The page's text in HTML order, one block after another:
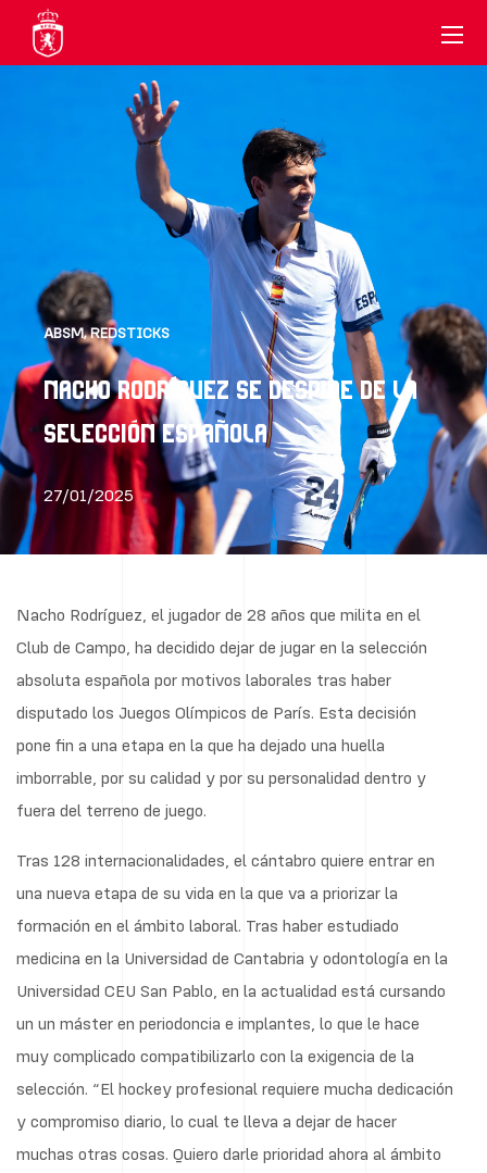
ABSM,REDSTICKS
NACHO RODRÍGUEZ SE DESPIDE DE LA
SELECCIÓN ESPAÑOLA
27/01/2025
Nacho Rodríguez, el jugador de 28 años que milita en el
Club de Campo, ha decidido dejar de jugar en la selección
absoluta española por motivos laborales tras haber
disputado los Juegos Olímpicos de París. Esta decisión
pone fin a una etapa en la que ha dejado una huella
imborrable, por su calidad y por su personalidad dentro y
fuera del terreno de juego.
Tras 128 internacionalidades, el cántabro quiere entrar en
una nueva etapa de su vida en la que va a priorizar la
formación en el ámbito laboral. Tras haber estudiado
medicina en la Universidad de Cantabria y odontología en la
Universidad CEU San Pablo, en la actualidad está cursando
un un máster en periodoncia e implantes, lo que le hace
muy complicado compatibilizarlo con la exigencia de la
selección. “El hockey profesional requiere mucha dedicación
y compromiso diario, lo cual te lleva a dejar de hacer
muchas otras cosas. Quiero darle prioridad ahora al ámbito